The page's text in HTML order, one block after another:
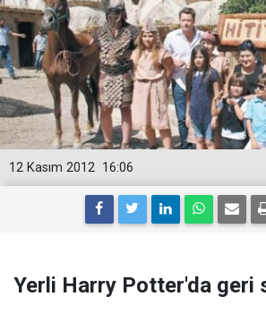
16:06
12 Kasım 2012
Yerli Harry Potter'da geri